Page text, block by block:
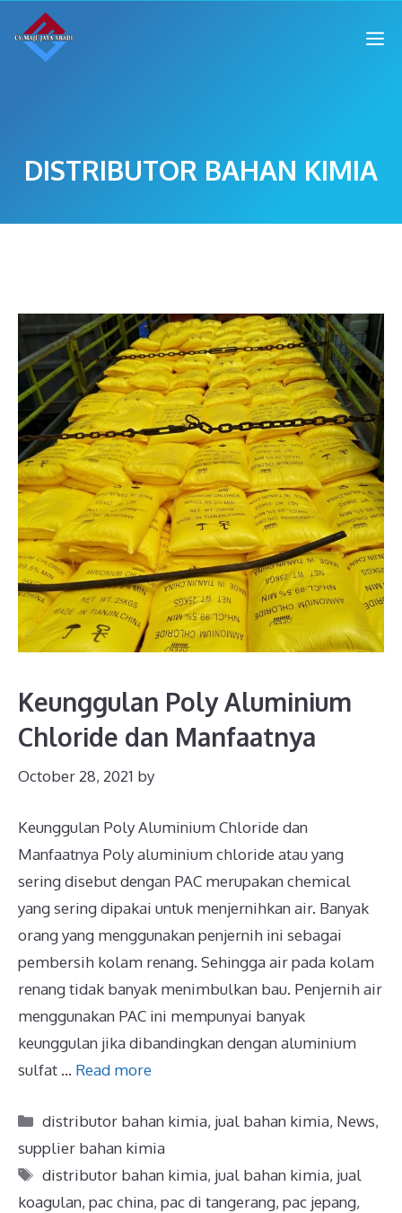
DISTRIBUTOR BAHAN KIMIA
Keunggulan Poly Aluminium
Chloride dan Manfaatnya
October 28, 2021 by
Keunggulan Poly Aluminium Chloride dan
Manfaatnya Poly aluminium chloride atau yang
sering disebut dengan PAC merupakan chemical
yang sering dipakai untuk menjernihkan air. Banyak
orang yang menggunakan penjernih ini sebagai
pembersih kolam renang. Sehingga air pada kolam
renang tidak banyak menimbulkan bau. Penjernih air
menggunakan PAC ini mempunyai banyak
keunggulan jika dibandingkan dengan aluminium
sulfat … Read more
distributor bahan kimia, jual bahan kimia, News,
supplier bahan kimia
distributor bahan kimia, jual bahan kimia, jual
koagulan, pac china, pac di tangerang, pac jepang,